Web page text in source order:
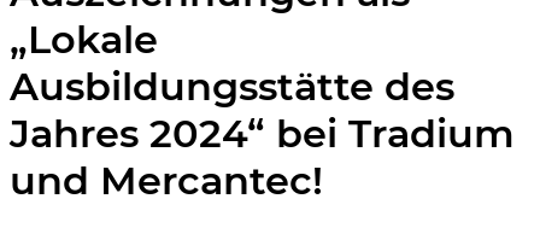
„Lokale
Ausbildungsstätte des
Jahres 2024“ bei Tradium
und Mercantec!